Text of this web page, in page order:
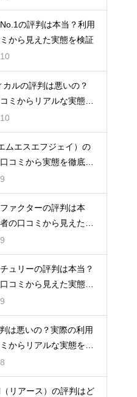
の評判は本当？利用
から見えた実態を検証
カルの評判は悪いの？
ミからリアルな実態を
ムエスエフジェイ）の
コミから実態を徹底検
ァクターの評判は本
の口コミから見えた実
ュリーの評判は本当？
コミから見えた実態を
は悪いの？実際の利用
からリアルな実態を徹
リアース）の評判はど